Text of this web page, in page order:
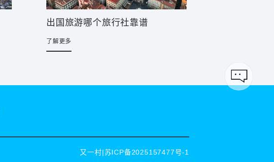
出国旅游哪个旅行社靠谱
了解更多
又一村|苏ICP备2025157477号-1